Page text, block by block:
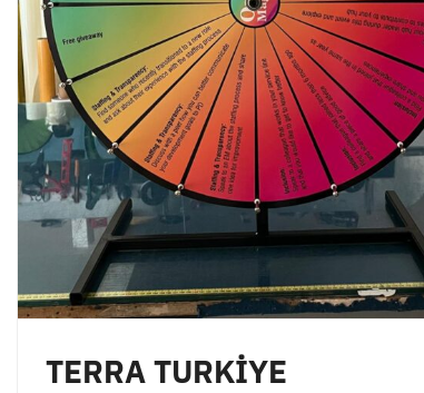
TERRA TURKİYE